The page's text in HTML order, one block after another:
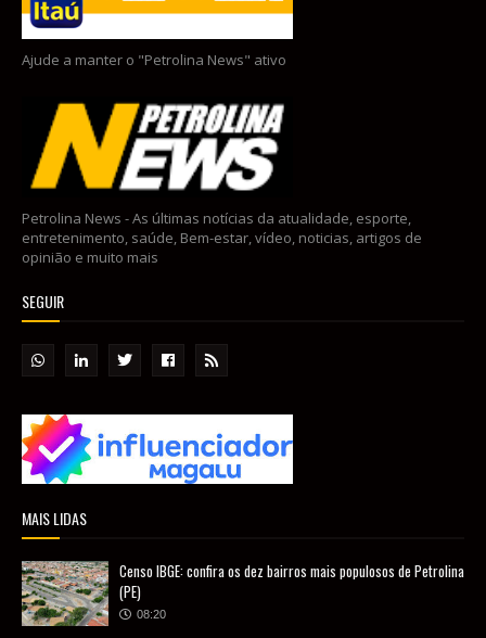
Ajude a manter o "Petrolina News" ativo
Petrolina News - As últimas notícias da atualidade, esporte,
entretenimento, saúde, Bem-estar, vídeo, noticias, artigos de
opinião e muito mais
SEGUIR
MAIS LIDAS
Censo IBGE: confira os dez bairros mais populosos de Petrolina
(PE)
08:20